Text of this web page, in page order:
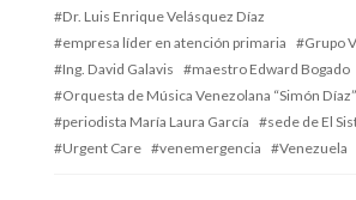
Dr. Luis Enrique Velásquez Díaz
empresa líder en atención primaria
Grupo
Ing. David Galavis
maestro Edward Bogado
Orquesta de Música Venezolana “Simón Díaz”
periodista María Laura García
sede de El
Urgent Care
venemergencia Venezuela